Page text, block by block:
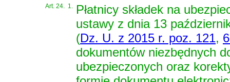
Art. 24. 1. Płatnicy składek na
ustawy z dnia 13
(Dz. U. z 2015 r. poz. 121,
dokumentów niezbędnych
ubezpieczonych oraz